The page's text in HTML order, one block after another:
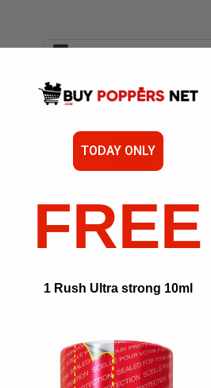
Vista
Royal Rush Amyl 25ml
TODAY ONLY
FREE
1 Rush Ultra strong 10ml